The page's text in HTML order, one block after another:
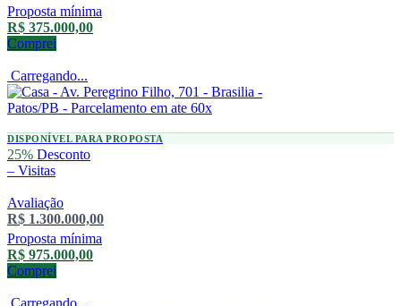
Proposta mínima
R$ 375.000,00
Comprei
Carregando...
DISPONÍVEL PARA PROPOSTA
25% Desconto
– Visitas
Avaliação
R$ 1.300.000,00
Proposta mínima
R$ 975.000,00
Comprei
Carregando...